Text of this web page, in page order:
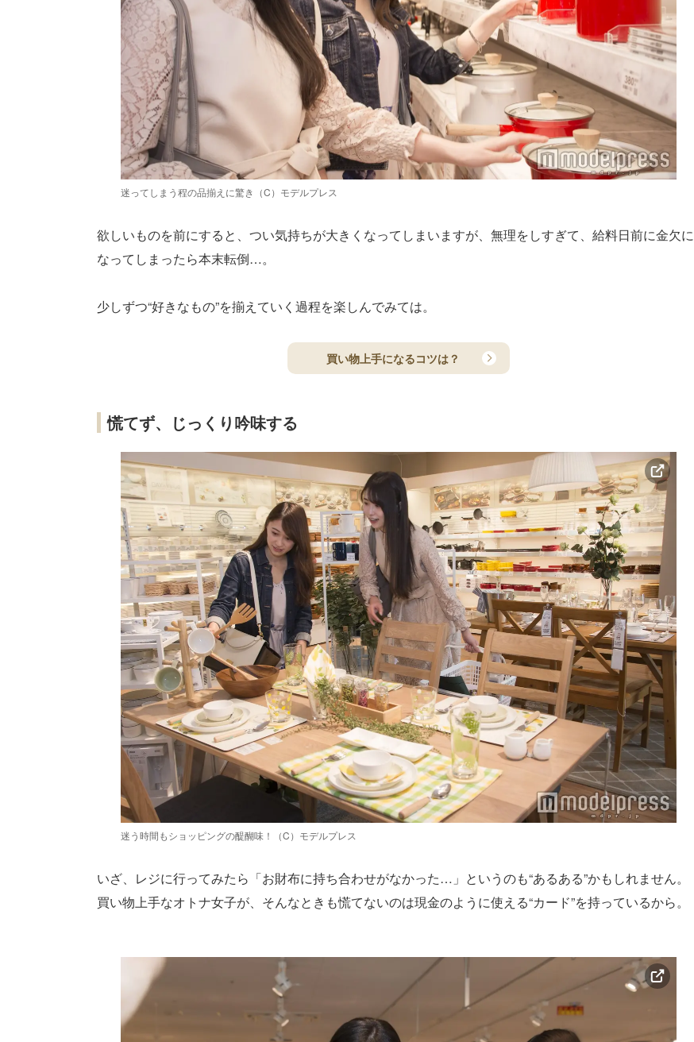
迷ってしまう程の品揃えに驚き（C）モデルプレス
欲しいものを前にすると、つい気持ちが大きくなってしまいますが、無理をしすぎて、給料日前に金欠に
なってしまったら本末転倒…。
少しずつ“好きなもの”を揃えていく過程を楽しんでみては。
買い物上手になるコツは？
慌てず、じっくり吟味する
迷う時間もショッピングの醍醐味！（C）モデルプレス
いざ、レジに行ってみたら「お財布に持ち合わせがなかった…」というのも“あるある”かもしれません。
買い物上手なオトナ女子が、そんなときも慌てないのは現金のように使える“カード”を持っているから。